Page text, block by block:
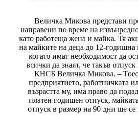
Величка Микова представи
направени по време на
като работеща жена и майка. Тя
на майките на деца до 12-годишна
когато имат необходимост да
всички да знаят, че такъв
КНСБ Величка Микова. –
предприятието, работничката
възрастта му, има право да
платен годишен отпуск,
отпуск в размер на 90 дни ще